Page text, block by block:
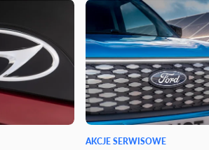
AKCJE SERWISOWE